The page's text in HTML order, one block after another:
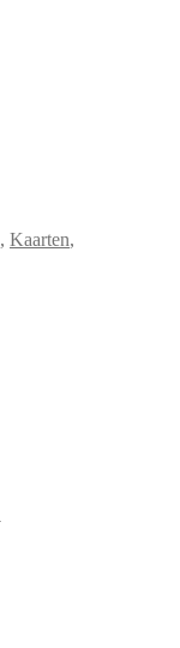
, Kaarten,